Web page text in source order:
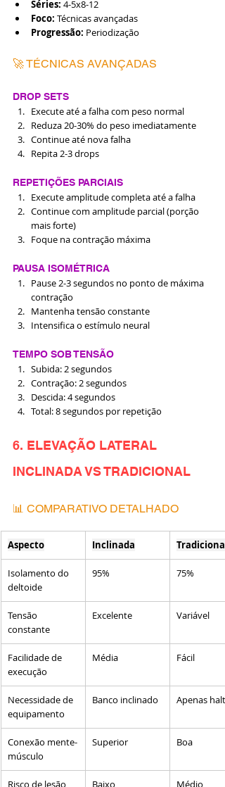
Séries: 4-5x8-12
Foco: Técnicas avançadas
Progressão: Periodização
🚀 TÉCNICAS AVANÇADAS
DROP SETS
Execute até a falha com peso normal
Reduza 20-30% do peso imediatamente
Continue até nova falha
Repita 2-3 drops
REPETIÇÕES PARCIAIS
Execute amplitude completa até a falha
Continue com amplitude parcial (porção
mais forte)
Foque na contração máxima
PAUSA ISOMÉTRICA
Pause 2-3 segundos no ponto de máxima
contração
Mantenha tensão constante
Intensifica o estímulo neural
TEMPO SOB TENSÃO
Subida: 2 segundos
Contração: 2 segundos
Descida: 4 segundos
Total: 8 segundos por repetição
6. ELEVAÇÃO LATERAL
INCLINADA VS TRADICIONAL
📊 COMPARATIVO DETALHADO
Aspecto Inclinada Tradicional
Isolamento do
deltoide
95% 75%
Tensão
constante
Excelente Variável
Facilidade de
execução
Média Fácil
Necessidade de
equipamento
Banco inclinado Apenas
Conexão mente-
músculo
Superior Boa
Risco de lesão Baixo Médio